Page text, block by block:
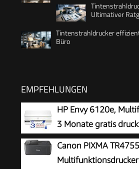
Ultimativer
Tintenstrahldrucker
Büro
EMPFEHLUNGEN
HP Envy 6120e,
3 Monate gratis
inklusive, Drucken,
Mobiler Faxversand, Wi-Fi,
Canon PIXMA